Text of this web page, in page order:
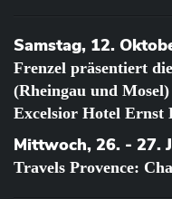
Samstag, 12.
Frenzel präsentiert
(Rheingau und
Excelsior Hotel Ernst
Mittwoch, 26. - 27.
Travels Provence: